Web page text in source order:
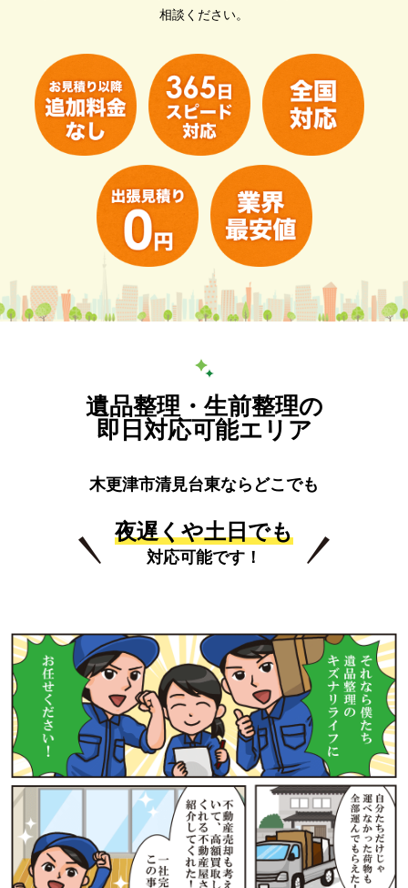
相談ください。
遺品整理・生前整理の
即日対応可能エリア
木更津市清見台東ならどこでも
夜遅くや土日でも
対応可能です！